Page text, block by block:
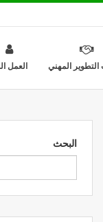
التطوير المهني العمل
البحث